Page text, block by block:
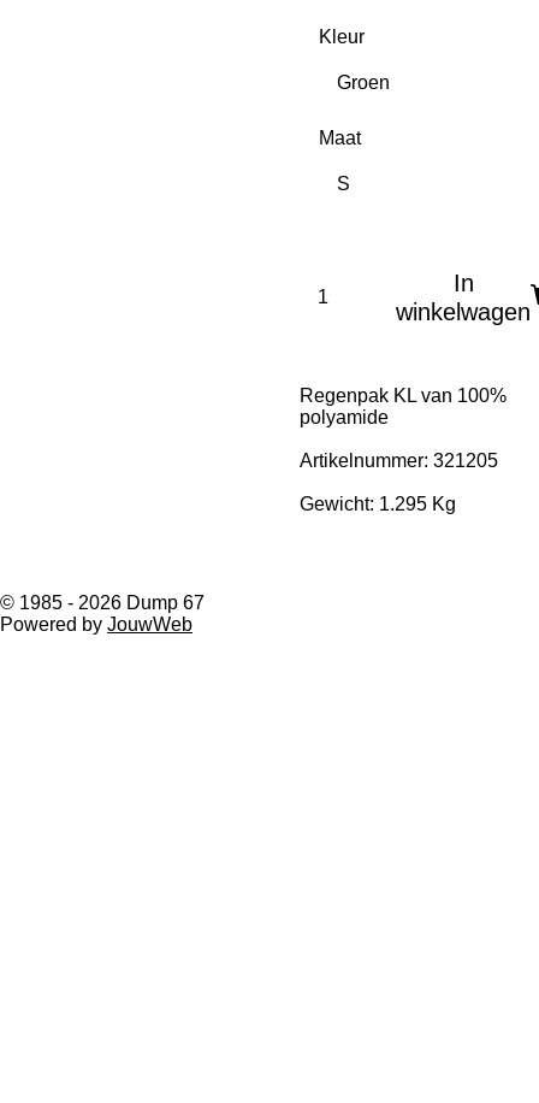
Kleur
Maat
In
winkelwagen
Regenpak KL van 100%
polyamide
Artikelnummer: 321205
Gewicht: 1.295 Kg
© 1985 - 2026 Dump 67
Powered by JouwWeb